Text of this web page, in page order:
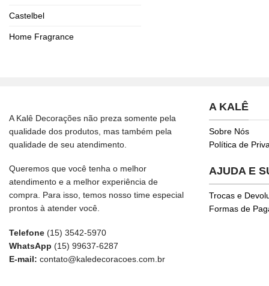
Castelbel
Home Fragrance
A Kalê Decorações não preza somente pela
qualidade dos produtos, mas também pela
qualidade de seu atendimento.
Queremos que você tenha o melhor
atendimento e a melhor experiência de
compra. Para isso, temos nosso time especial
prontos à atender você.
Telefone (15) 3542-5970
WhatsApp (15) 99637-6287
E-mail: contato@kaledecoracoes.com.br
A KALÊ
Sobre Nós
Política de
AJUDA E
Trocas e
Formas de